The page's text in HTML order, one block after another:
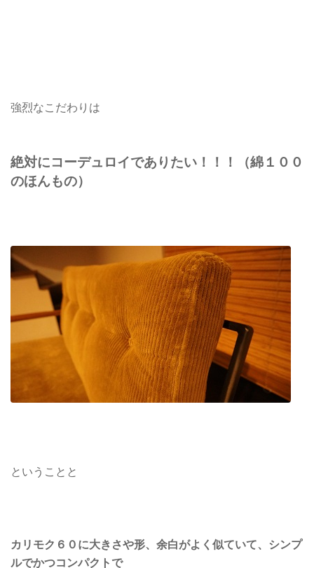
強烈なこだわりは
絶対にコーデュロイでありたい！！！（綿１００
のほんもの）
ということと
カリモク６０に大きさや形、余白がよく似ていて、シンプ
ルでかつコンパクトで